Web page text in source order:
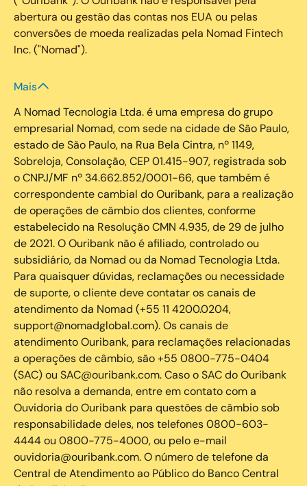
abertura ou gestão das contas nos EUA ou pelas
conversões de moeda realizadas pela Nomad Fintech
Inc. ("Nomad").
Mais
A Nomad Tecnologia Ltda. é uma empresa do grupo
empresarial Nomad, com sede na cidade de São Paulo,
estado de São Paulo, na Rua Bela Cintra, nº 1149,
Sobreloja, Consolação, CEP 01.415-907, registrada sob
o CNPJ/MF nº 34.662.852/0001-66, que também é
correspondente cambial do Ouribank, para a realização
de operações de câmbio dos clientes, conforme
estabelecido na Resolução CMN 4.935, de 29 de julho
de 2021. O Ouribank não é afiliado, controlado ou
subsidiário, da Nomad ou da Nomad Tecnologia Ltda.
Para quaisquer dúvidas, reclamações ou necessidade
de suporte, o cliente deve contatar os canais de
atendimento da Nomad (+55 11 4200.0204,
support@nomadglobal.com). Os canais de
atendimento Ouribank, para reclamações relacionadas
a operações de câmbio, são +55 0800-775-0404
(SAC) ou SAC@ouribank.com. Caso o SAC do Ouribank
não resolva a demanda, entre em contato com a
Ouvidoria do Ouribank para questões de câmbio sob
responsabilidade deles, nos telefones 0800-603-
4444 ou 0800-775-4000, ou pelo e-mail
ouvidoria@ouribank.com. O número de telefone da
Central de Atendimento ao Público do Banco Central